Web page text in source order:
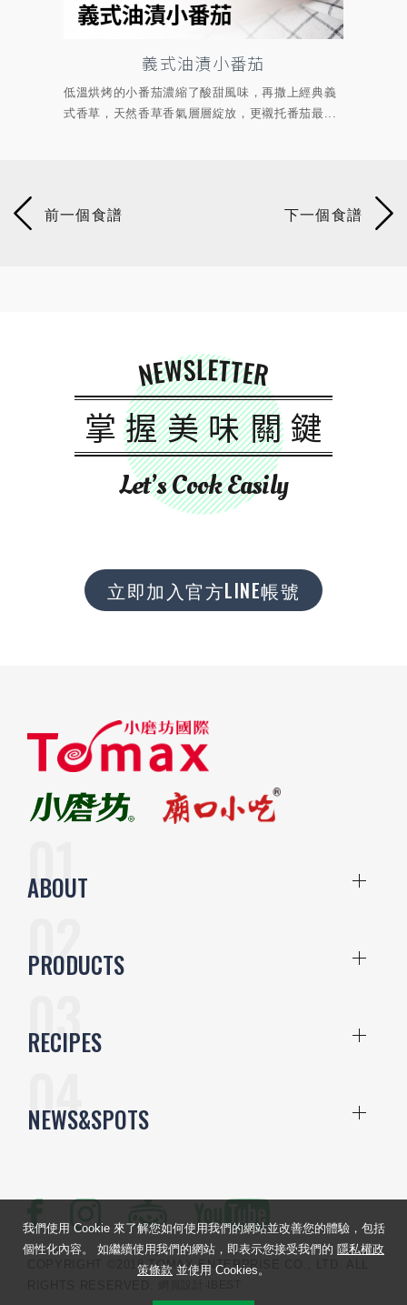
黃金咖哩炒麵
麵條搭配蔬菜與配料一起拌炒，香氣在鍋中越炒越
濃，熱騰騰的炒麵裹上濃郁咖哩香氣，每一口都...
NEWSLETTER
掌握美味關鍵
Let’s Cook Easily
立即加入官方LINE帳號
ABOUT
PRODUCTS
RECIPES
NEWS&SPOTS
COPYRIGHT ©2018 TOMAX ENTERPRISE CO., LTD. ALL
我們使用 Cookie 來了解您如何使用我們的網站並改善您的體驗，包括
個性化內容。 如繼續使用我們的網站，即表示您接受我們的 隱私權政
策條款 並使用 Cookies。